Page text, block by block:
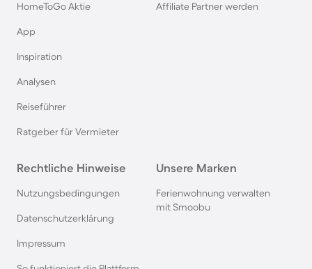
Gardasee
Nordsee
Ferienhäuser & Ferienwohnung mit Hund in
Allgäu
Ferienhäuser & Ferienwohnung mit Hund auf
HomeToGo Aktie
App
Inspiration
Analysen
Reiseführer
Ratgeber für Vermieter
Affiliate Partner werden
Rechtliche Hinweise
Nutzungsbedingungen
Datenschutzerklärung
Impressum
Unsere Marken
Ferienwohnung verwalten
mit Smoobu